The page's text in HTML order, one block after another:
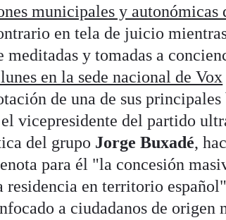
municipales y autonómicas
en tela de juicio
meditadas y tomadas a
en la sede nacional de Vox
de una de sus principales
vicepresidente del partido
del grupo Jorge Buxadé,
para él "la concesión
residencia en territorio
a ciudadanos de origen